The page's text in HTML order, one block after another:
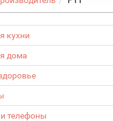
кухни
дома
телефоны